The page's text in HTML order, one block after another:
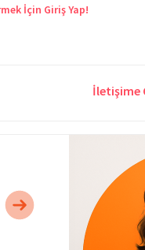
İçin Giriş Yap!
İletişime